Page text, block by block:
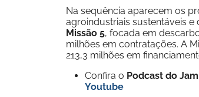
Na sequência aparecem os
agroindustriais sustentáveis e
Missão 5, focada em
milhões em contratações. A
213,3 milhões em
Confira o Podcast do
Youtube